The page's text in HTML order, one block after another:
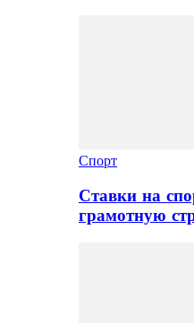
Спорт
Ставки на
грамотную